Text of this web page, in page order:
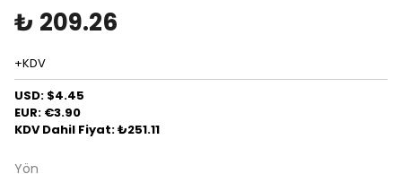
₺ 209.26
+KDV
USD: $4.45
EUR: €3.90
KDV Dahil Fiyat: ₺251.11
Yön